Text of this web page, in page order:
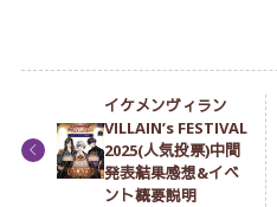
イケメンヴィラン
VILLAIN’s FESTIVAL
2025(人気投票)中間
発表結果感想&イベ
ント概要説明